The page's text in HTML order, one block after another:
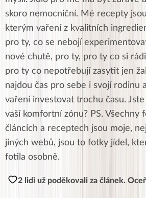
skoro nemocniční. Mé recepty
kterým vaření z kvalitních
pro ty, co se nebojí
nové chutě, pro ty, pro ty co si
pro ty co nepotřebují zasytit jen
najdou čas pro sebe i svojí rodinu
vaření investovat trochu času.
vaší komfortní zónu? PS. Všechny
článcích a receptech jsou moje,
jiných webů, jsou to fotky jídel,
fotila osobně.
2 lidi už poděkovali za článek.